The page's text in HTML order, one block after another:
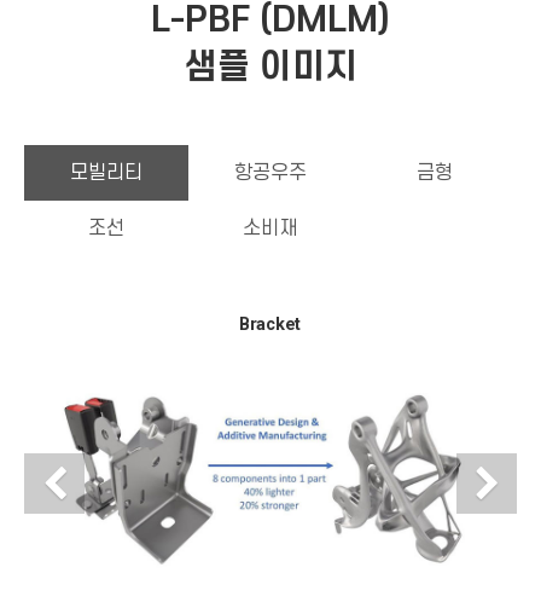
L-PBF (DMLM)
샘플 이미지
모빌리티 항공우주 금형
조선 소비재
Bracket
Previous